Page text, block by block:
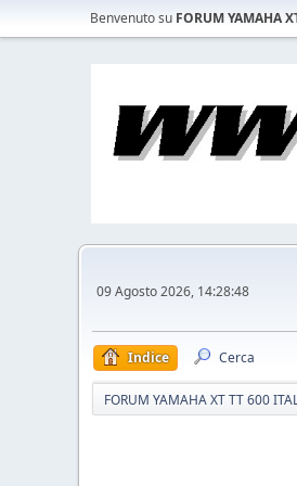
Benvenuto su FORUM YAMAHA
09 Agosto 2026, 14:28:48
Indice Cerca
FORUM YAMAHA XT TT 600